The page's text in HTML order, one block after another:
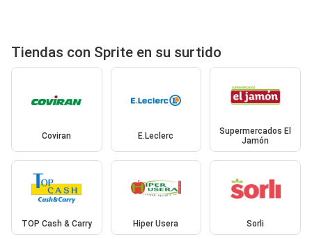
Tiendas con Sprite en su surtido
Coviran E.Leclerc
Supermercados El
Jamón
TOP Cash & Carry Hiper Usera Sorli